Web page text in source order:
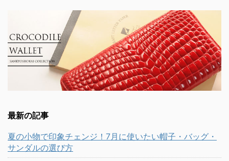
最新の記事
夏の小物で印象チェンジ！7月に使いたい帽子・バッグ・
サンダルの選び方